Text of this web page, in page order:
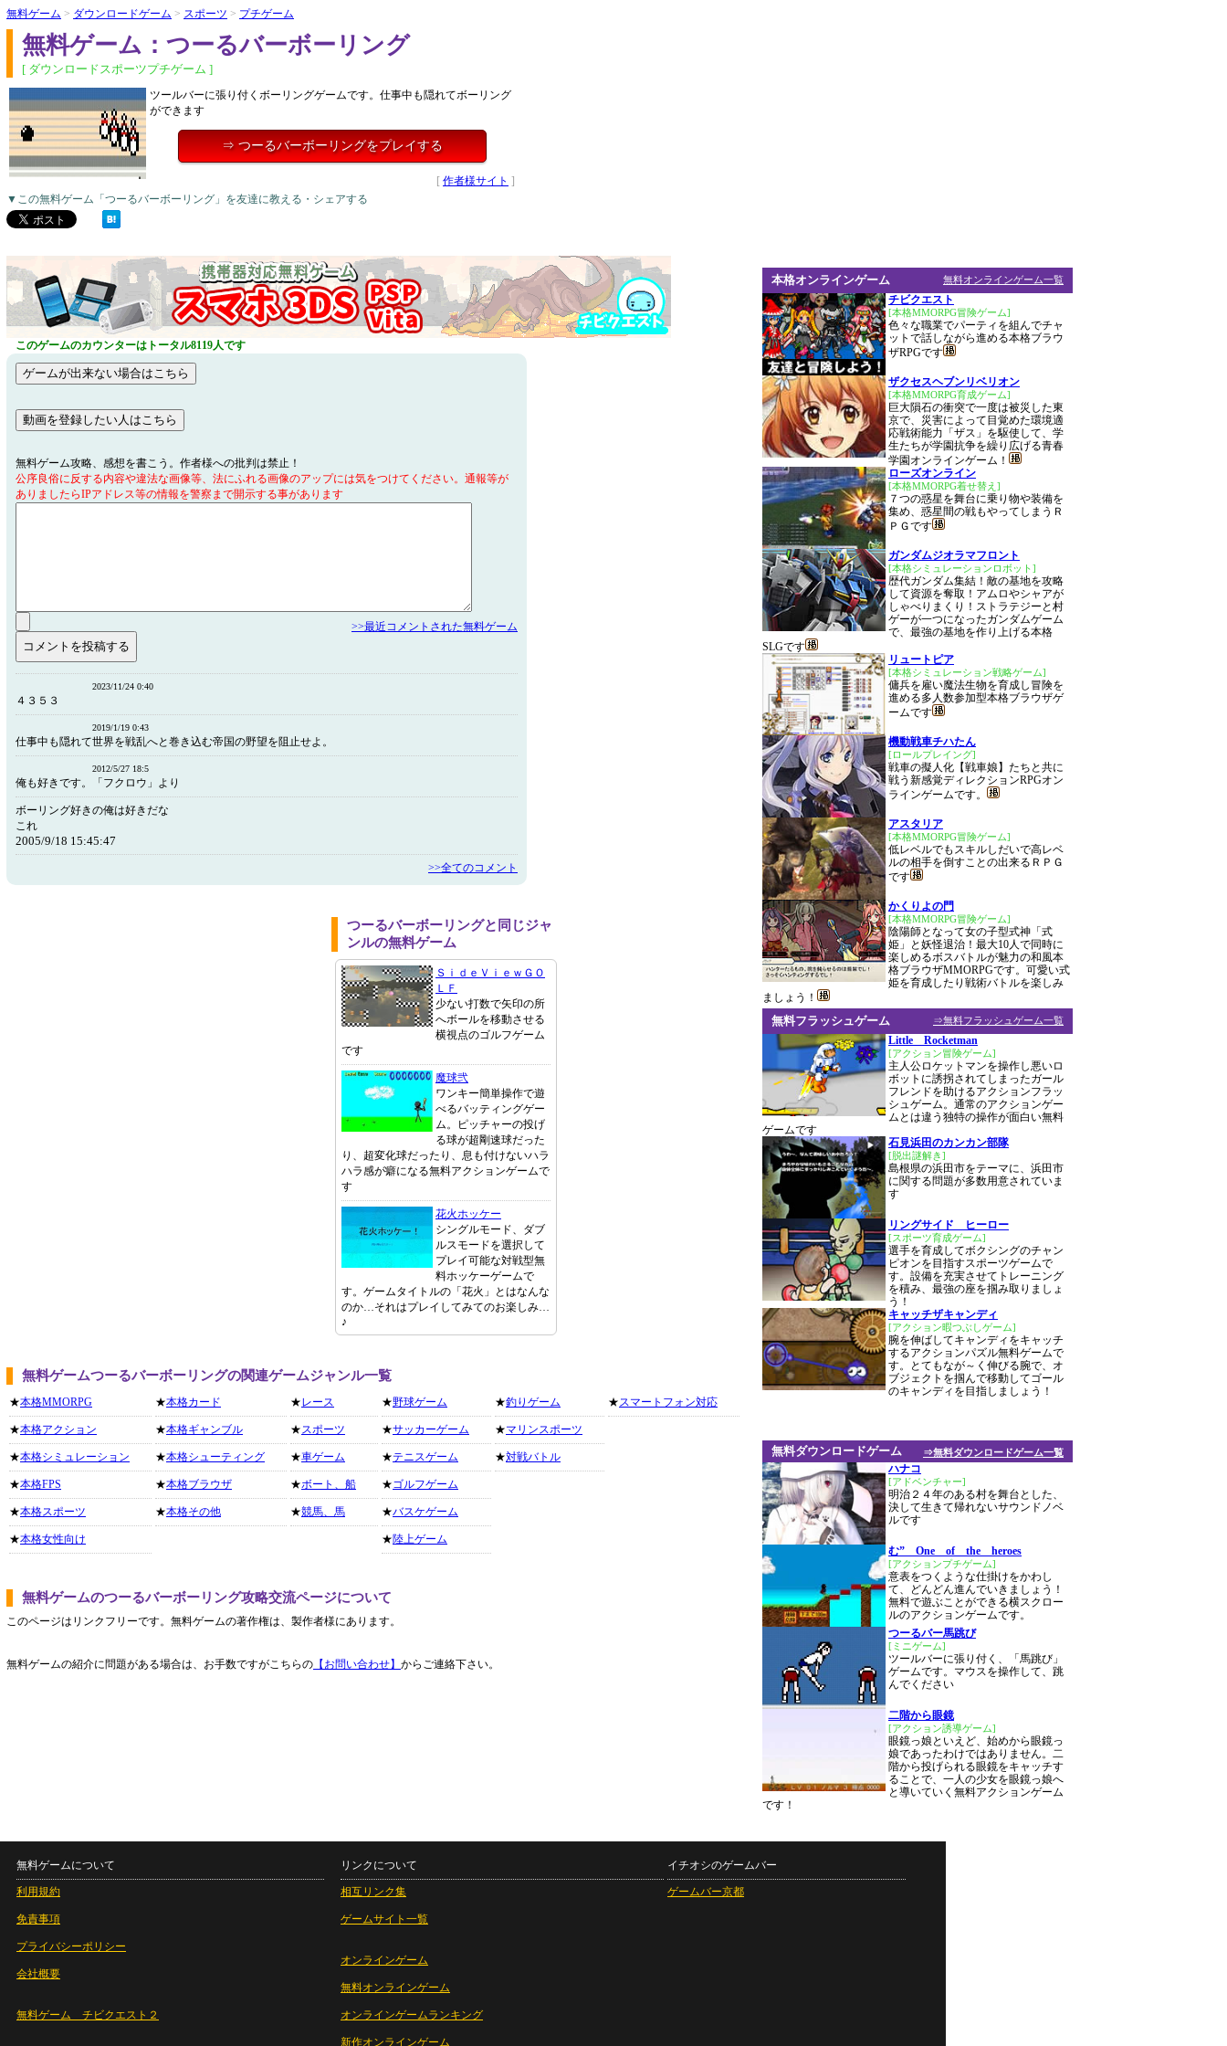
無料ゲーム > ダウンロードゲーム > スポーツ > プチゲーム
無料ゲーム：つーるバーボーリング
[ ダウンロードスポーツプチゲーム ]
ツールバーに張り付くボーリングゲームです。仕事中も隠れてボーリング
ができます
⇒ つーるバーボーリングをプレイする
[ 作者様サイト ]
▼この無料ゲーム「つーるバーボーリング」を友達に教える・シェアする
このゲームのカウンターはトータル8119人です
無料ゲーム攻略、感想を書こう。作者様への批判は禁止！
公序良俗に反する内容や違法な画像等、法にふれる画像のアップには気をつけてください。通報等が
ありましたらIPアドレス等の情報を警察まで開示する事があります
>>最近コメントされた無料ゲーム
2023/11/24 0:40
４３５３
2019/1/19 0:43
仕事中も隠れて世界を戦乱へと巻き込む帝国の野望を阻止せよ。
2012/5/27 18:5
俺も好きです。「フクロウ」より
ボーリング好きの俺は好きだな
これ
2005/9/18 15:45:47
>>全てのコメント
つーるバーボーリングと同じジャ
ンルの無料ゲーム
ＳｉｄｅＶｉｅｗＧＯ
ＬＦ
少ない打数で矢印の所
へボールを移動させる
横視点のゴルフゲーム
です
魔球弐
ワンキー簡単操作で遊
べるバッティングゲー
ム。ピッチャーの投げ
る球が超剛速球だった
り、超変化球だったり、息も付けないハラ
ハラ感が癖になる無料アクションゲームで
す
花火ホッケー
シングルモード、ダブ
ルスモードを選択して
プレイ可能な対戦型無
料ホッケーゲームで
す。ゲームタイトルの「花火」とはなんな
のか…それはプレイしてみてのお楽しみ…
♪
無料ゲームつーるバーボーリングの関連ゲームジャンル一覧
★本格MMORPG
★本格アクション
★本格シミュレーション
★本格FPS
★本格スポーツ
★本格女性向け
★本格カード
★本格ギャンブル
★本格シューティング
★本格ブラウザ
★本格その他
★レース
★スポーツ
★車ゲーム
★ボート、船
★競馬、馬
★野球ゲーム
★サッカーゲーム
★テニスゲーム
★ゴルフゲーム
★バスケゲーム
★陸上ゲーム
★釣りゲーム
★マリンスポーツ
★対戦バトル
★スマートフォン対応
無料ゲームのつーるバーボーリング攻略交流ページについて
このページはリンクフリーです。無料ゲームの著作権は、製作者様にあります。
無料ゲームの紹介に問題がある場合は、お手数ですがこちらの 【お問い合わせ】 からご連絡下さい。
無料オンラインゲーム一覧
本格オンラインゲーム
チビクエスト
[本格MMORPG冒険ゲーム]
色々な職業でパーティを組んでチャ
ットで話しながら進める本格ブラウ
ザRPGです
ザクセスヘブンリベリオン
[本格MMORPG育成ゲーム]
巨大隕石の衝突で一度は被災した東
京で、災害によって目覚めた環境適
応戦術能力「ザス」を駆使して、学
生たちが学園抗争を繰り広げる青春
学園オンラインゲーム！
ローズオンライン
[本格MMORPG着せ替え]
７つの惑星を舞台に乗り物や装備を
集め、惑星間の戦もやってしまうＲ
ＰＧです
ガンダムジオラマフロント
[本格シミュレーションロボット]
歴代ガンダム集結！敵の基地を攻略
して資源を奪取！アムロやシャアが
しゃべりまくり！ストラテジーと村
ゲーが一つになったガンダムゲーム
で、最強の基地を作り上げる本格
SLGです
リュートピア
[本格シミュレーション戦略ゲーム]
傭兵を雇い魔法生物を育成し冒険を
進める多人数参加型本格ブラウザゲ
ームです
機動戦車チハたん
[ロールプレイング]
戦車の擬人化【戦車娘】たちと共に
戦う新感覚ディレクションRPGオン
ラインゲームです。
アスタリア
[本格MMORPG冒険ゲーム]
低レベルでもスキルしだいで高レベ
ルの相手を倒すことの出来るＲＰＧ
です
かくりよの門
[本格MMORPG冒険ゲーム]
陰陽師となって女の子型式神「式
姫」と妖怪退治！最大10人で同時に
楽しめるボスバトルが魅力の和風本
格ブラウザMMORPGです。可愛い式
姫を育成したり戦術バトルを楽しみ
ましょう！
⇒無料フラッシュゲーム一覧
無料フラッシュゲーム
Little Rocketman
[アクション冒険ゲーム]
主人公ロケットマンを操作し悪いロ
ボットに誘拐されてしまったガール
フレンドを助けるアクションフラッ
シュゲーム。通常のアクションゲー
ムとは違う独特の操作が面白い無料
ゲームです
石見浜田のカンカン部隊
[脱出謎解き]
島根県の浜田市をテーマに、浜田市
に関する問題が多数用意されていま
す
リングサイド ヒーロー
[スポーツ育成ゲーム]
選手を育成してボクシングのチャン
ピオンを目指すスポーツゲームで
す。設備を充実させてトレーニング
を積み、最強の座を掴み取りましょ
う！
キャッチザキャンディ
[アクション暇つぶしゲーム]
腕を伸ばしてキャンディをキャッチ
するアクションパズル無料ゲームで
す。とてもなが～く伸びる腕で、オ
ブジェクトを掴んで移動してゴール
のキャンディを目指しましょう！
⇒無料ダウンロードゲーム一覧
無料ダウンロードゲーム
ハナコ
[アドベンチャー]
明治２４年のある村を舞台とした、
決して生きて帰れないサウンドノベ
ルです
む” One of the heroes
[アクションプチゲーム]
意表をつくような仕掛けをかわし
て、どんどん進んでいきましょう！
無料で遊ぶことができる横スクロー
ルのアクションゲームです。
つーるバー馬跳び
[ミニゲーム]
ツールバーに張り付く、「馬跳び」
ゲームです。マウスを操作して、跳
んでください
二階から眼鏡
[アクション誘導ゲーム]
眼鏡っ娘といえど、始めから眼鏡っ
娘であったわけではありません。二
階から投げられる眼鏡をキャッチす
ることで、一人の少女を眼鏡っ娘へ
と導いていく無料アクションゲーム
です！
無料ゲームについて
利用規約
免責事項
プライバシーポリシー
会社概要
無料ゲーム チビクエスト２
リンクについて
相互リンク集
ゲームサイト一覧
オンラインゲーム
無料オンラインゲーム
オンラインゲームランキング
新作オンラインゲーム
イチオシのゲームバー
ゲームバー京都